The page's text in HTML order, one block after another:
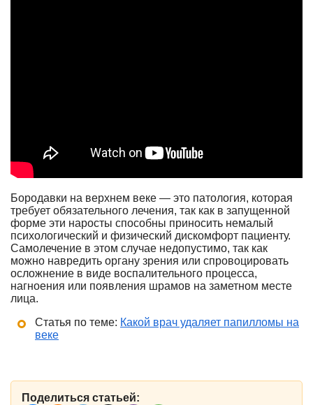
Бородавки на верхнем веке — это патология, которая
требует обязательного лечения, так как в запущенной
форме эти наросты способны приносить немалый
психологический и физический дискомфорт пациенту.
Самолечение в этом случае недопустимо, так как
можно навредить органу зрения или спровоцировать
осложнение в виде воспалительного процесса,
нагноения или появления шрамов на заметном месте
лица.
Статья по теме: Какой врач удаляет папилломы на
веке
Поделиться статьей: